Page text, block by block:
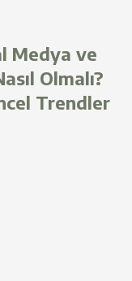
Medya ve
Olmalı?
Trendler